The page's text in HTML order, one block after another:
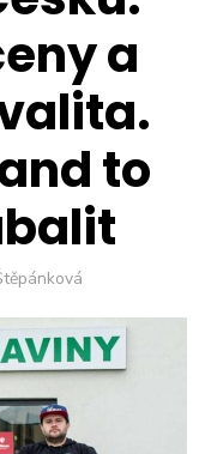
a
to